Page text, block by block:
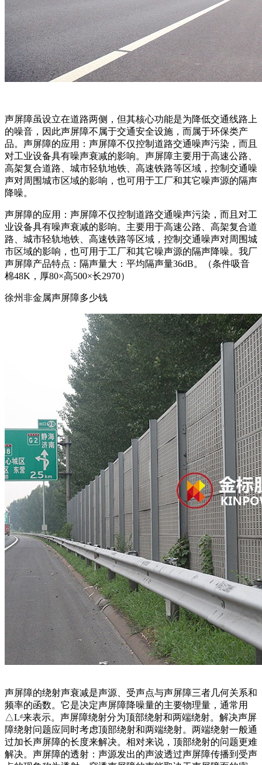
声屏障虽设立在道路两侧，但其核心功能是为降低交通线路上
的噪音，因此声屏障不属于交通安全设施，而属于环保类产
品。声屏障的应用：声屏障不仅控制道路交通噪声污染，而且
对工业设备具有噪声衰减的影响。声屏障主要用于高速公路、
高架复合道路、城市轻轨地铁、高速铁路等区域，控制交通噪
声对周围城市区域的影响，也可用于工厂和其它噪声源的隔声
降噪。
声屏障的应用：声屏障不仅控制道路交通噪声污染，而且对工
业设备具有噪声衰减的影响。主要用于高速公路、高架复合道
路、城市轻轨地铁、高速铁路等区域，控制交通噪声对周围城
市区域的影响，也可用于工厂和其它噪声源的隔声降噪。我厂
声屏障产品特点：隔声量大：平均隔声量36dB。（条件吸音
棉48K，厚80×高500×长2970）
徐州非金属声屏障多少钱
声屏障的绕射声衰减是声源、受声点与声屏障三者几何关系和
频率的函数。它是决定声屏障降噪量的主要物理量，通常用
△Lᵈ来表示。声屏障绕射分为顶部绕射和两端绕射。解决声屏
障绕射问题应同时考虑顶部绕射和两端绕射。两端绕射一般通
过加长声屏障的长度来解决。相对来说，顶部绕射的问题更难
解决。声屏障的透射：声源发出的声波透过声屏障传播到受声